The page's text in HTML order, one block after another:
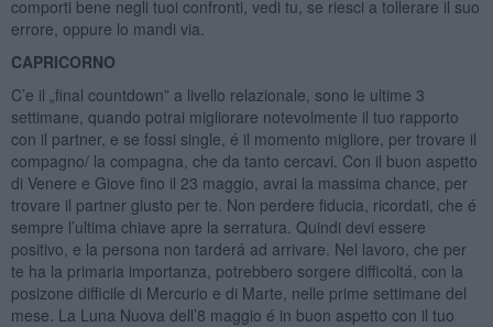
comporti bene negli tuoi confronti, vedi tu, se riesci a tollerare il suo
errore, oppure lo mandi via.
CAPRICORNO
C’e il „final countdown” a livello relazionale, sono le ultime 3
settimane, quando potrai migliorare notevolmente il tuo rapporto
con il partner, e se fossi single, é il momento migliore, per trovare il
compagno/ la compagna, che da tanto cercavi. Con il buon aspetto
di Venere e Giove fino il 23 maggio, avrai la massima chance, per
trovare il partner giusto per te. Non perdere fiducia, ricordati, che é
sempre l’ultima chiave apre la serratura. Quindi devi essere
positivo, e la persona non tarderá ad arrivare. Nel lavoro, che per
te ha la primaria importanza, potrebbero sorgere difficoltá, con la
posizone difficile di Mercurio e di Marte, nelle prime settimane del
mese. La Luna Nuova dell’8 maggio é in buon aspetto con il tuo